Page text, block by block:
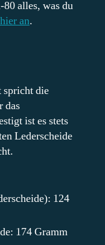
alles, was du
an.
spricht die
das
ist es stets
Lederscheide
124
174 Gramm